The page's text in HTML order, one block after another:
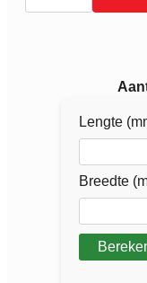
Lengte
Breedte